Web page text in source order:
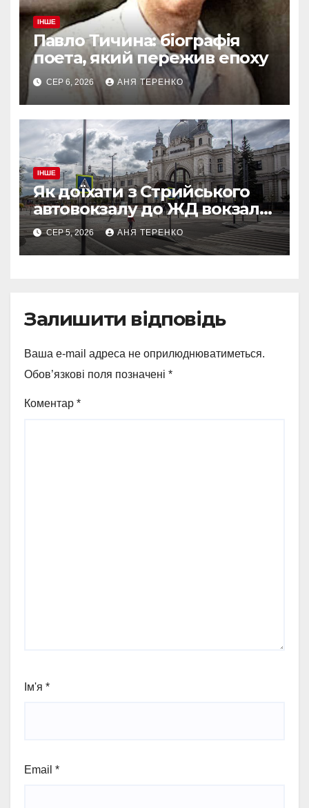
ІНШЕ
Павло Тичина: біографія
поета, який пережив епоху
СЕР 6, 2026 АНЯ ТЕРЕНКО
ІНШЕ
Як доїхати з Стрийського
автовокзалу до ЖД вокзалу
у Львові
СЕР 5, 2026 АНЯ ТЕРЕНКО
Залишити відповідь
Ваша e-mail адреса не оприлюднюватиметься.
Обов’язкові поля позначені *
Коментар *
Ім'я *
Email *